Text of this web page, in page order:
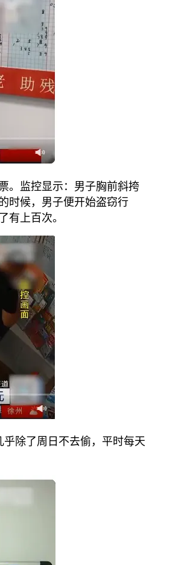
。监控显示：男子胸前斜挎
时候，男子便开始盗窃行
有上百次。
除了周日不去偷，平时每天